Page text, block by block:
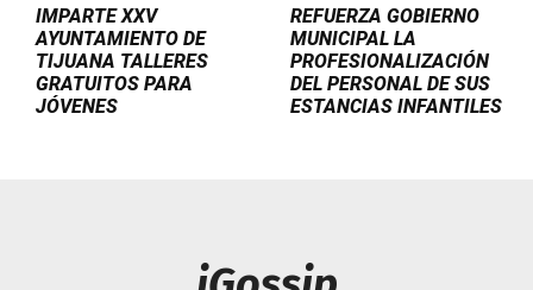
IMPARTE XXV
AYUNTAMIENTO DE
TIJUANA TALLERES
GRATUITOS PARA
JÓVENES
REFUERZA GOBIERNO
MUNICIPAL LA
PROFESIONALIZACIÓN
DEL PERSONAL DE SUS
ESTANCIAS INFANTILES